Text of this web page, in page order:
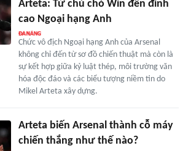
Arteta: Từ chú chó Win đến đỉnh
cao Ngoại hạng Anh
Chức vô địch Ngoại hạng Anh của Arsenal
không chỉ đến từ sơ đồ chiến thuật mà còn là
sự kết hợp giữa kỷ luật thép, môi trường văn
hóa độc đáo và các biểu tượng niềm tin do
Mikel Arteta xây dựng.
Arteta biến Arsenal thành cỗ máy
chiến thắng như thế nào?